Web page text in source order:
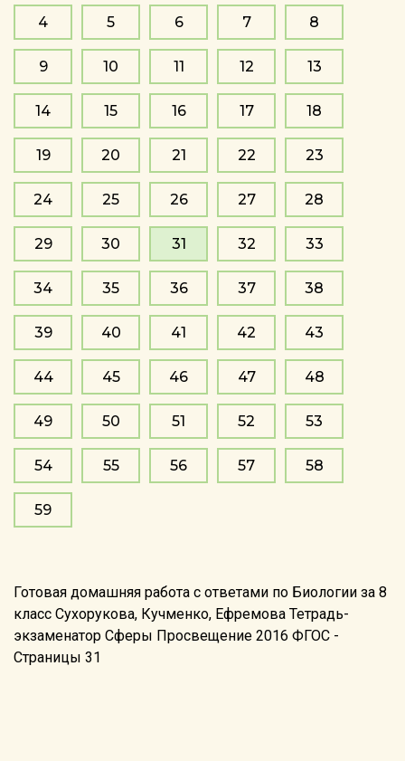
4 5 6 7 8
9 10 11 12 13
14 15 16 17 18
19 20 21 22 23
24 25 26 27 28
29 30 31 32 33
34 35 36 37 38
39 40 41 42 43
44 45 46 47 48
49 50 51 52 53
54 55 56 57 58
59
Готовая домашняя работа с ответами по Биологии за 8
класс Сухорукова, Кучменко, Ефремова Тетрадь-
экзаменатор Сферы Просвещение 2016 ФГОС -
Страницы 31